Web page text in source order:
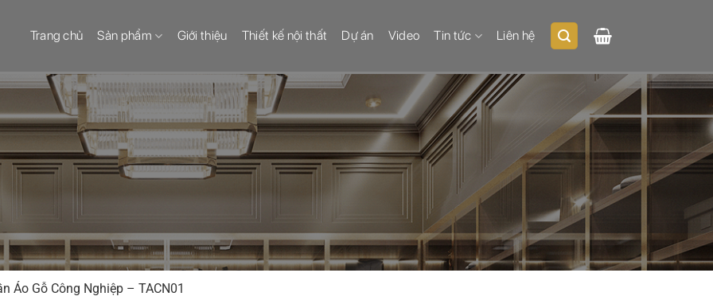
Trang chủ Sản phẩm Giới thiệu Thiết kế nội thất Dự án Video Tin tức Liên hệ
Áo Gỗ Công Nghiệp – TACN01